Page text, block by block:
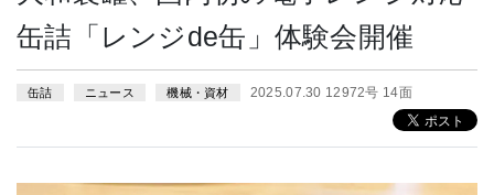
缶詰「レンジde缶」体験会開催
缶詰 ニュース 機械・資材 2025.07.30 12972号 14面